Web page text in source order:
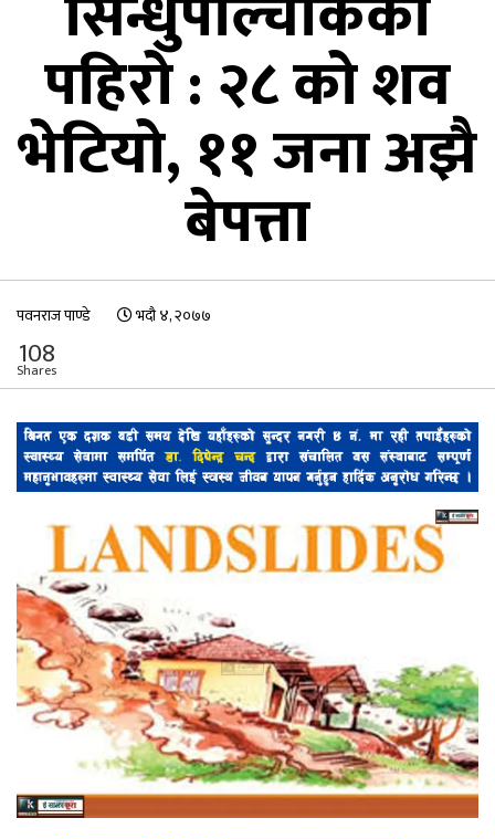
पहिरो : २८ को शव
भेटियो, ११ जना अझै
बेपत्ता
पवनराज पाण्डे भदौ ४, २०७७
108
Shares